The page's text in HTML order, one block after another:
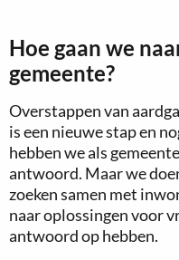
Hoe gaan we
gemeente?
Overstappen van
is een nieuwe stap en
hebben we als
antwoord. Maar we
zoeken samen met
naar oplossingen voor
antwoord op hebben.